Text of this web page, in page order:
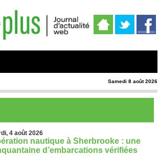
Samedi 8 août 2026
4 août 2026
nautique à Sherbrooke : une
d’embarcations vérifiées